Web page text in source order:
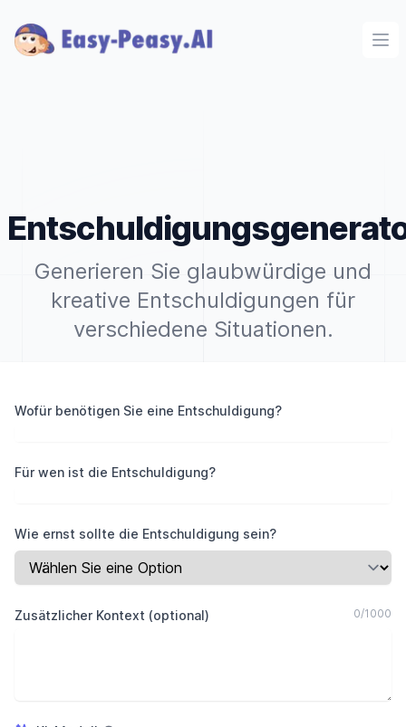
Generieren Sie glaubwürdige und
kreative Entschuldigungen für
verschiedene Situationen.
Wofür benötigen Sie eine Entschuldigung?
Für wen ist die Entschuldigung?
Wie ernst sollte die Entschuldigung sein?
Zusätzlicher Kontext (optional) 0/1000